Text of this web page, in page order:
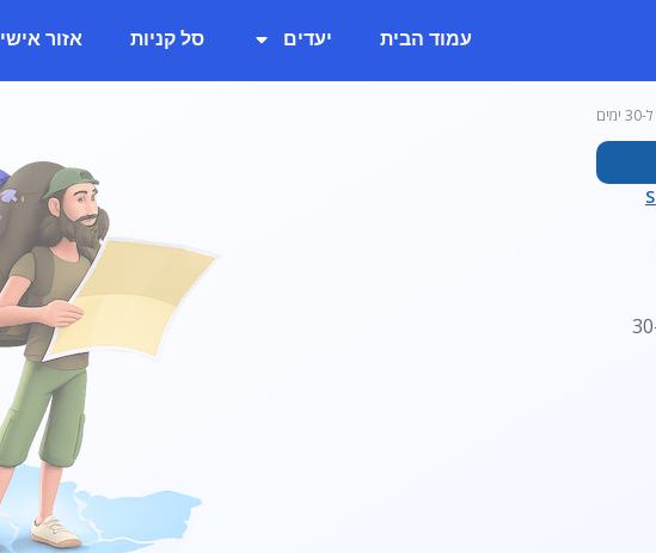
עמוד הבית יעדים סל קניות אזור אישי
חבילת eSIM לאמריקה הלטינית עם 10GB גלישה ל-30